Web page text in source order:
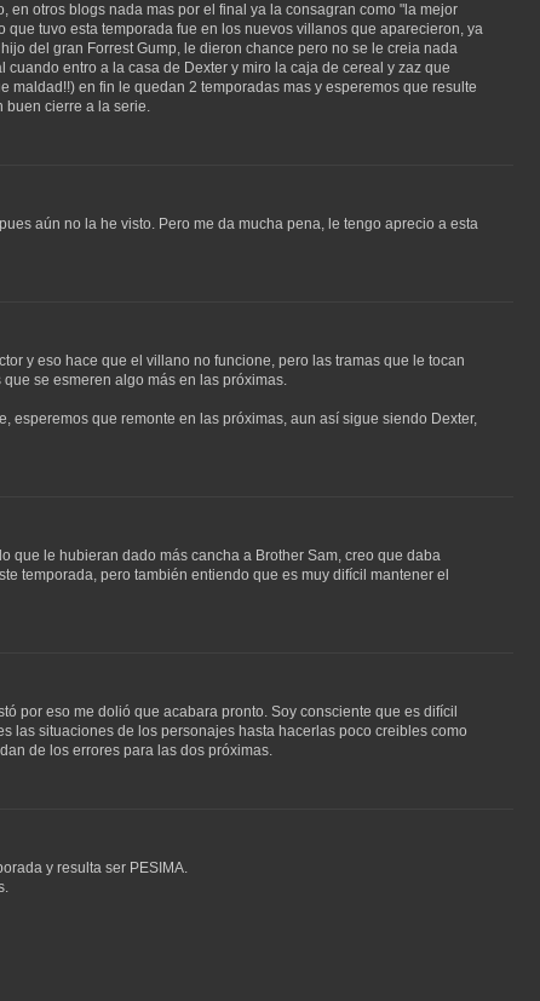
en otros blogs nada mas por el final ya la consagran como "la mejor
que tuvo esta temporada fue en los nuevos villanos que aparecieron, ya
del gran Forrest Gump, le dieron chance pero no se le creia nada
cuando entro a la casa de Dexter y miro la caja de cereal y zaz que
maldad!!) en fin le quedan 2 temporadas mas y esperemos que resulte
buen cierre a la serie.
aún no la he visto. Pero me da mucha pena, le tengo aprecio a esta
y eso hace que el villano no funcione, pero las tramas que le tocan
se esmeren algo más en las próximas.
esperemos que remonte en las próximas, aun así sigue siendo Dexter,
que le hubieran dado más cancha a Brother Sam, creo que daba
temporada, pero también entiendo que es muy difícil mantener el
por eso me dolió que acabara pronto. Soy consciente que es difícil
las situaciones de los personajes hasta hacerlas poco creibles como
de los errores para las dos próximas.
y resulta ser PESIMA.